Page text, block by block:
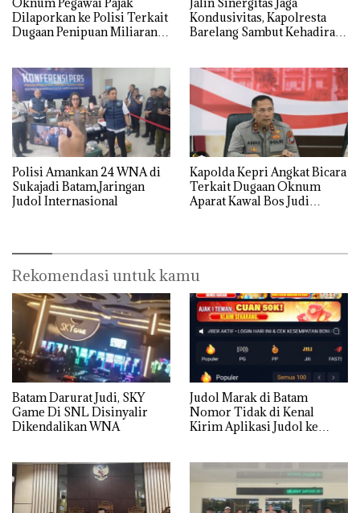
Oknum Pegawai Pajak
Dilaporkan ke Polisi Terkait
Dugaan Penipuan Miliaran
Jalin Sinergitas Jaga
Kondusivitas, Kapolresta
Barelang Sambut Kehadiran
Polisi Amankan 24 WNA di
Sukajadi Batam,Jaringan
Judol Internasional
‎Kapolda Kepri Angkat Bicara
Terkait Dugaan Oknum
Aparat Kawal Bos Judi
Rekomendasi untuk kamu
Batam Darurat Judi, SKY
Game Di SNL Disinyalir
Dikendalikan WNA
Judol Marak di Batam
Nomor Tidak di Kenal
Kirim Aplikasi Judol ke